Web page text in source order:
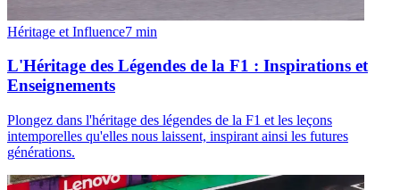
Héritage et Influence7 min
L'Héritage des Légendes de la F1 : Inspirations et
Enseignements
Plongez dans l'héritage des légendes de la F1 et les leçons
intemporelles qu'elles nous laissent, inspirant ainsi les futures
générations.